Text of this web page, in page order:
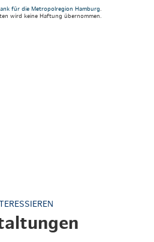
für die Metropolregion Hamburg
wird keine Haftung übernommen.